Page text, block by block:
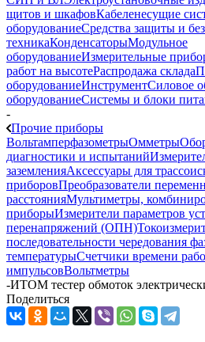
щитов и шкафовКабеленесущие
оборудованиеСредства защиты и
техникаКонденсаторыМодульное
оборудованиеИзмерительные
работ на высотеРаспродажа склада
оборудованиеИнструментСиловое
оборудованиеСистемы и блоки
-
Прочие приборы
ВольтамперфазометрыОмметры
диагностики и испытаний
заземленияАксессуары для
приборовПреобразователи
расстоянияМультиметры,
приборыИзмерители параметров
перенапряжений (ОПН)
последовательности чередования
температурыСчетчики времени
импульсовВольтметры
-ИТОМ тестер обмоток
Поделиться